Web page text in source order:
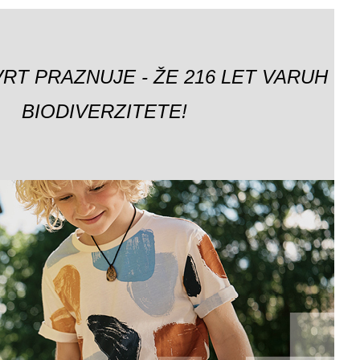
PRAZNUJE - ŽE 216 LET VARUH
BIODIVERZITETE!